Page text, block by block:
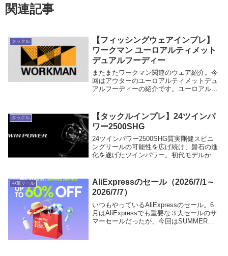
関連記事
タックル
【フィッシングウェアインプレ】
ワークマン ユーロアルティメット
デュアルフーディー
またまたワークマン関連のウェア紹介。今
回はアウターのユーロアルティメットデュ
アルフーディーの紹介です。ユーロアルテ
ティメットデュアルフーディーを釣りの中
で使ってみて...
タックル
【タックルインプレ】24ツインパ
ワー2500SHG
24ツインパワー2500SHG質実剛健スピニ
ングリールの可能性を広げ続け、盤石の進
化を遂げたツインパワー。初代モデルから
めてきました。この不変のコンセプトがフ
ィール...
中華リール
AliExpressのセール（2026/7/1～
2026/7/7）
いつもやっているAliExpressのセール。6
月はAliExpressでも重要な３大セールのサ
マーセールだったが、今回はSUMMER